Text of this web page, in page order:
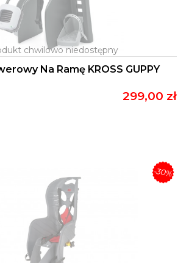
Na Ramę KROSS GUPPY
299,00 zł
-30%